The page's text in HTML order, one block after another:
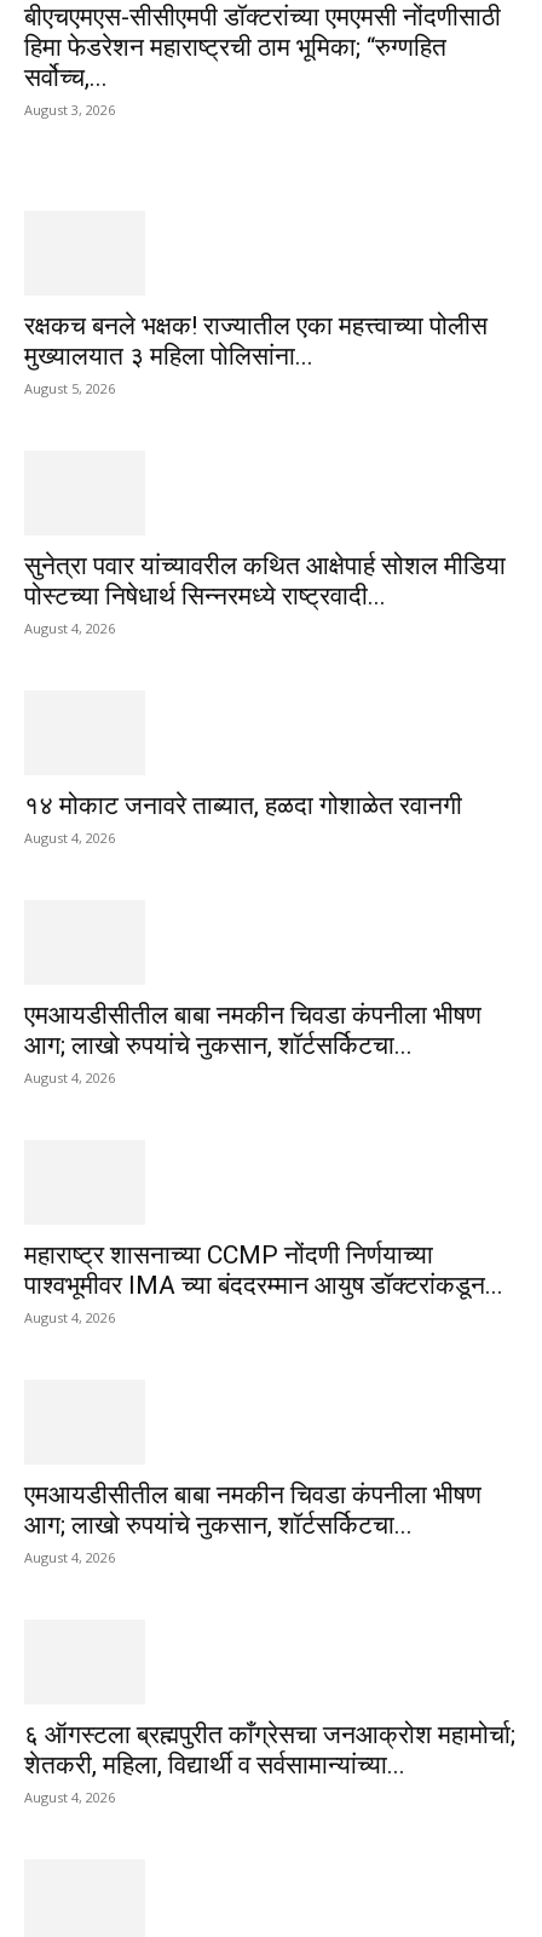
बीएचएमएस-सीसीएमपी डॉक्टरांच्या एमएमसी नोंदणीसाठी
हिमा फेडरेशन महाराष्ट्रची ठाम भूमिका; “रुग्णहित
सर्वोच्च,...
August 3, 2026
रक्षकच बनले भक्षक! राज्यातील एका महत्त्वाच्या पोलीस
मुख्यालयात ३ महिला पोलिसांना...
August 5, 2026
सुनेत्रा पवार यांच्यावरील कथित आक्षेपार्ह सोशल मीडिया
पोस्टच्या निषेधार्थ सिन्नरमध्ये राष्ट्रवादी...
August 4, 2026
१४ मोकाट जनावरे ताब्यात, हळदा गोशाळेत रवानगी
August 4, 2026
एमआयडीसीतील बाबा नमकीन चिवडा कंपनीला भीषण
आग; लाखो रुपयांचे नुकसान, शॉर्टसर्किटचा...
August 4, 2026
महाराष्ट्र शासनाच्या CCMP नोंदणी निर्णयाच्या
पाश्वभूमीवर IMA च्या बंददरम्मान आयुष डॉक्टरांकडून...
August 4, 2026
एमआयडीसीतील बाबा नमकीन चिवडा कंपनीला भीषण
आग; लाखो रुपयांचे नुकसान, शॉर्टसर्किटचा...
August 4, 2026
६ ऑगस्टला ब्रह्मपुरीत काँग्रेसचा जनआक्रोश महामोर्चा;
शेतकरी, महिला, विद्यार्थी व सर्वसामान्यांच्या...
August 4, 2026